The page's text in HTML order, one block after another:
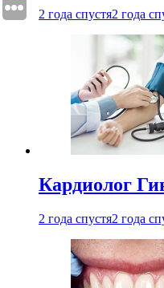
2 года спустя2 года
Кардиолог
2 года спустя2 года